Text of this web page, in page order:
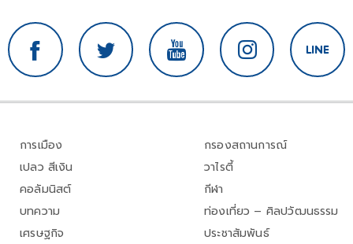
การเมือง
เปลว สีเงิน
คอลัมนิสต์
บทความ
เศรษฐกิจ
กรองสถานการณ์
วาไรตี้
กีฬา
ท่องเที่ยว – ศิลปวัฒนธรรม
ประชาสัมพันธ์